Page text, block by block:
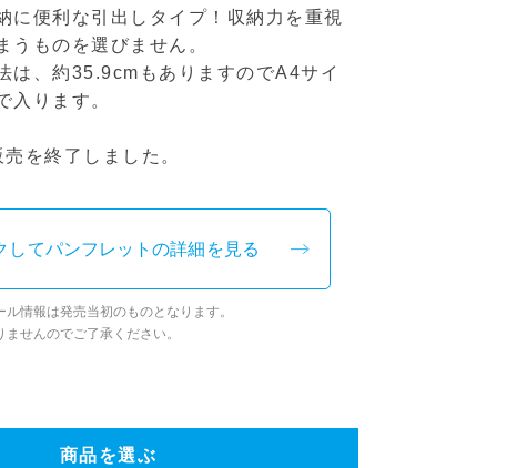
に便利な引出しタイプ！収納力を重視
うものを選びません。
は、約35.9cmもありますのでA4サイ
入ります。
を終了しました。
してパンフレットの詳細を見る
情報は発売当初のものとなります。
せんのでご了承ください。
商品を選ぶ